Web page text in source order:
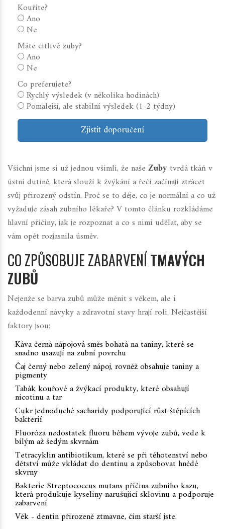
Kouříte?
Ano
Ne
Máte citlivé zuby?
Ano
Ne
Co preferujete?
Rychlý výsledek (v několika hodinách)
Pomalejší, ale stabilní výsledek (1-2 týdny)
Zjistit doporučení
Všichni jsme si už jednou všimli, že naše Zuby tvrdá tkáň v
ústní dutině, která slouží k žvýkání a řeči začínají ztrácet
svůj přirozený odstín. Proč se to děje, co je normální a co už
vyžaduje zásah zubního lékaře? V tomto článku rozkládáme
hlavní příčiny, jak je rozpoznat a co s nimi udělat, aby se
vám opět rozjasnila úsměv.
CO ZPŮSOBUJE ZABARVENÍ TMAVÝCH
ZUBŮ
Nejenže se barva zubů může měnit s věkem, ale i
každodenní návyky a zdravotní stavy hrají roli. Nejčastější
faktory jsou:
Kávačerná nápojová směs bohatá na taniny, které se
snadno usazují na zubní povrchu
Čajčerný nebo zelený nápoj, rovněž obsahuje taniny a
pigmenty
Tabákkouřové a žvýkací produkty, které obsahují
nicotinu a tar
Cukrjednoduché sacharidy podporující růst štěpících
bakterií
Fluorózanedostatek fluoru během vývoje zubů, vede k
bílým až šedým skvrnám
Tetracyklinantibiotikum, které se při těhotenství nebo
dětství může vkládat do dentinu a způsobovat hnědé
skvrny
Bakterie Streptococcus mutans příčina zubního kazu,
která produkuje kyseliny narušující sklovinu a podporuje
zabarvení
Věk - dentin přirozeně ztmavne, čím starší jste.